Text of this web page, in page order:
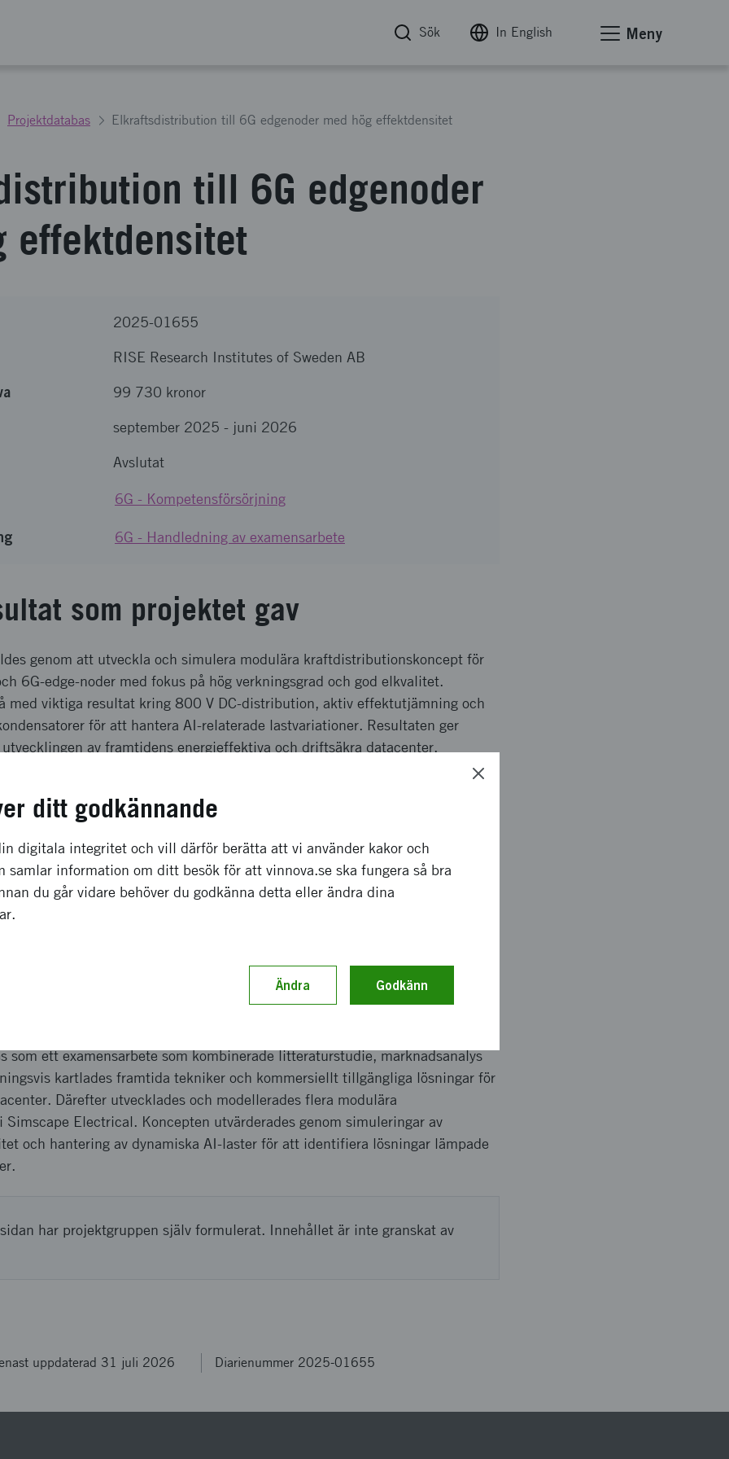
Sök In English Meny
Projektdatabas Elkraftsdistribution till 6G edgenoder med hög effektdensitet
till 6G edgenoder
effektdensitet
2025-01655
RISE Research Institutes of Sweden AB
99 730 kronor
september 2025 - juni 2026
Avslutat
6G - Kompetensförsörjning
6G - Handledning av examensarbete
som projektet gav
genom att utveckla och simulera modulära kraftdistributionskoncept för
6G-edge-noder med fokus på hög verkningsgrad och god elkvalitet.
med viktiga resultat kring 800 V DC-distribution, aktiv effektutjämning och
för att hantera AI-relaterade lastvariationer. Resultaten ger
av framtidens energieffektiva och driftsäkra datacenter.
effekter som förväntas
avser utvecklingen av mer energieffektiva datacenter genom att visa hur
kan utformas. Resultaten gav ökad kunskap om 800 V DC-
och användning av superkondensatorer, vilket kan minska
elkvaliteten och underlätta integrationen av framtida datacenter.
som ett examensarbete som kombinerade litteraturstudie, marknadsanalys
kartlades framtida tekniker och kommersiellt tillgängliga lösningar för
Därefter utvecklades och modellerades flera modulära
Electrical. Koncepten utvärderades genom simuleringar av
och hantering av dynamiska AI-laster för att identifiera lösningar lämpade
har projektgruppen själv formulerat. Innehållet är inte granskat av
uppdaterad 31 juli 2026 Diarienummer 2025-01655
ditt godkännande
digitala integritet och vill därför berätta att vi använder kakor och
samlar information om ditt besök för att vinnova.se ska fungera så bra
du går vidare behöver du godkänna detta eller ändra dina
Ändra Godkänn